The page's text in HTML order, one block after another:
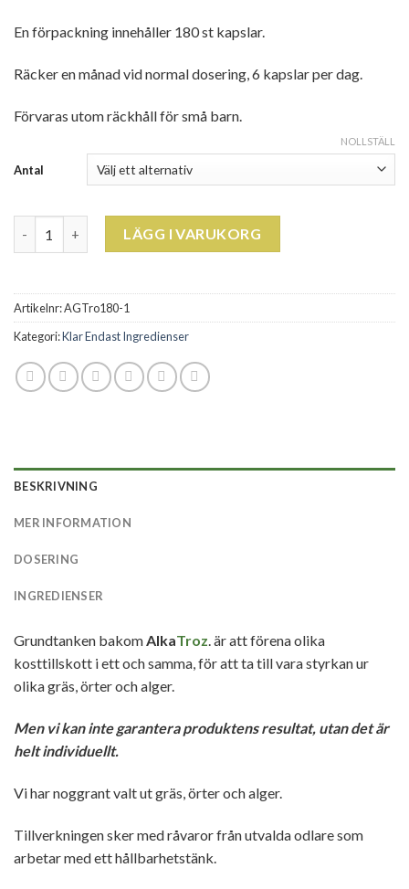
En förpackning innehåller 180 st kapslar.
Räcker en månad vid normal dosering, 6 kapslar per dag.
Förvaras utom räckhåll för små barn.
Antal
NOLLSTÄLL
AlkaTroz 180 st mängdLÄGG I VARUKORG
Artikelnr:AGTro180-1
Kategori:Klar Endast Ingredienser
BESKRIVNING
MER INFORMATION
DOSERING
INGREDIENSER
Grundtanken bakomAlkaTroz.är att förena olika
kosttillskott i ett och samma, för att ta till vara styrkan ur
olika gräs, örter och alger.
Men vi kan inte garantera produktens resultat, utan det är
helt individuellt.
Vi har noggrant valt ut gräs, örter och alger.
Tillverkningen sker med råvaror från utvalda odlare som
arbetar med ett hållbarhetstänk.